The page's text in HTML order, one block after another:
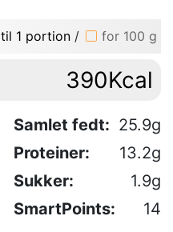
til 1 portion / for 100 g
390Kcal
Samlet fedt: 25.9g
Proteiner:
13.2g
Sukker:
1.9g
SmartPoints: 14